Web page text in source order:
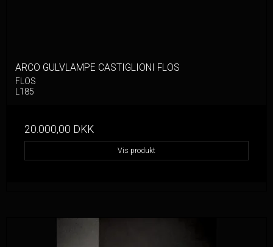
ARCO GULVLAMPE CASTIGLIONI FLOS
FLOS
L185
20.000,00 DKK
Vis produkt